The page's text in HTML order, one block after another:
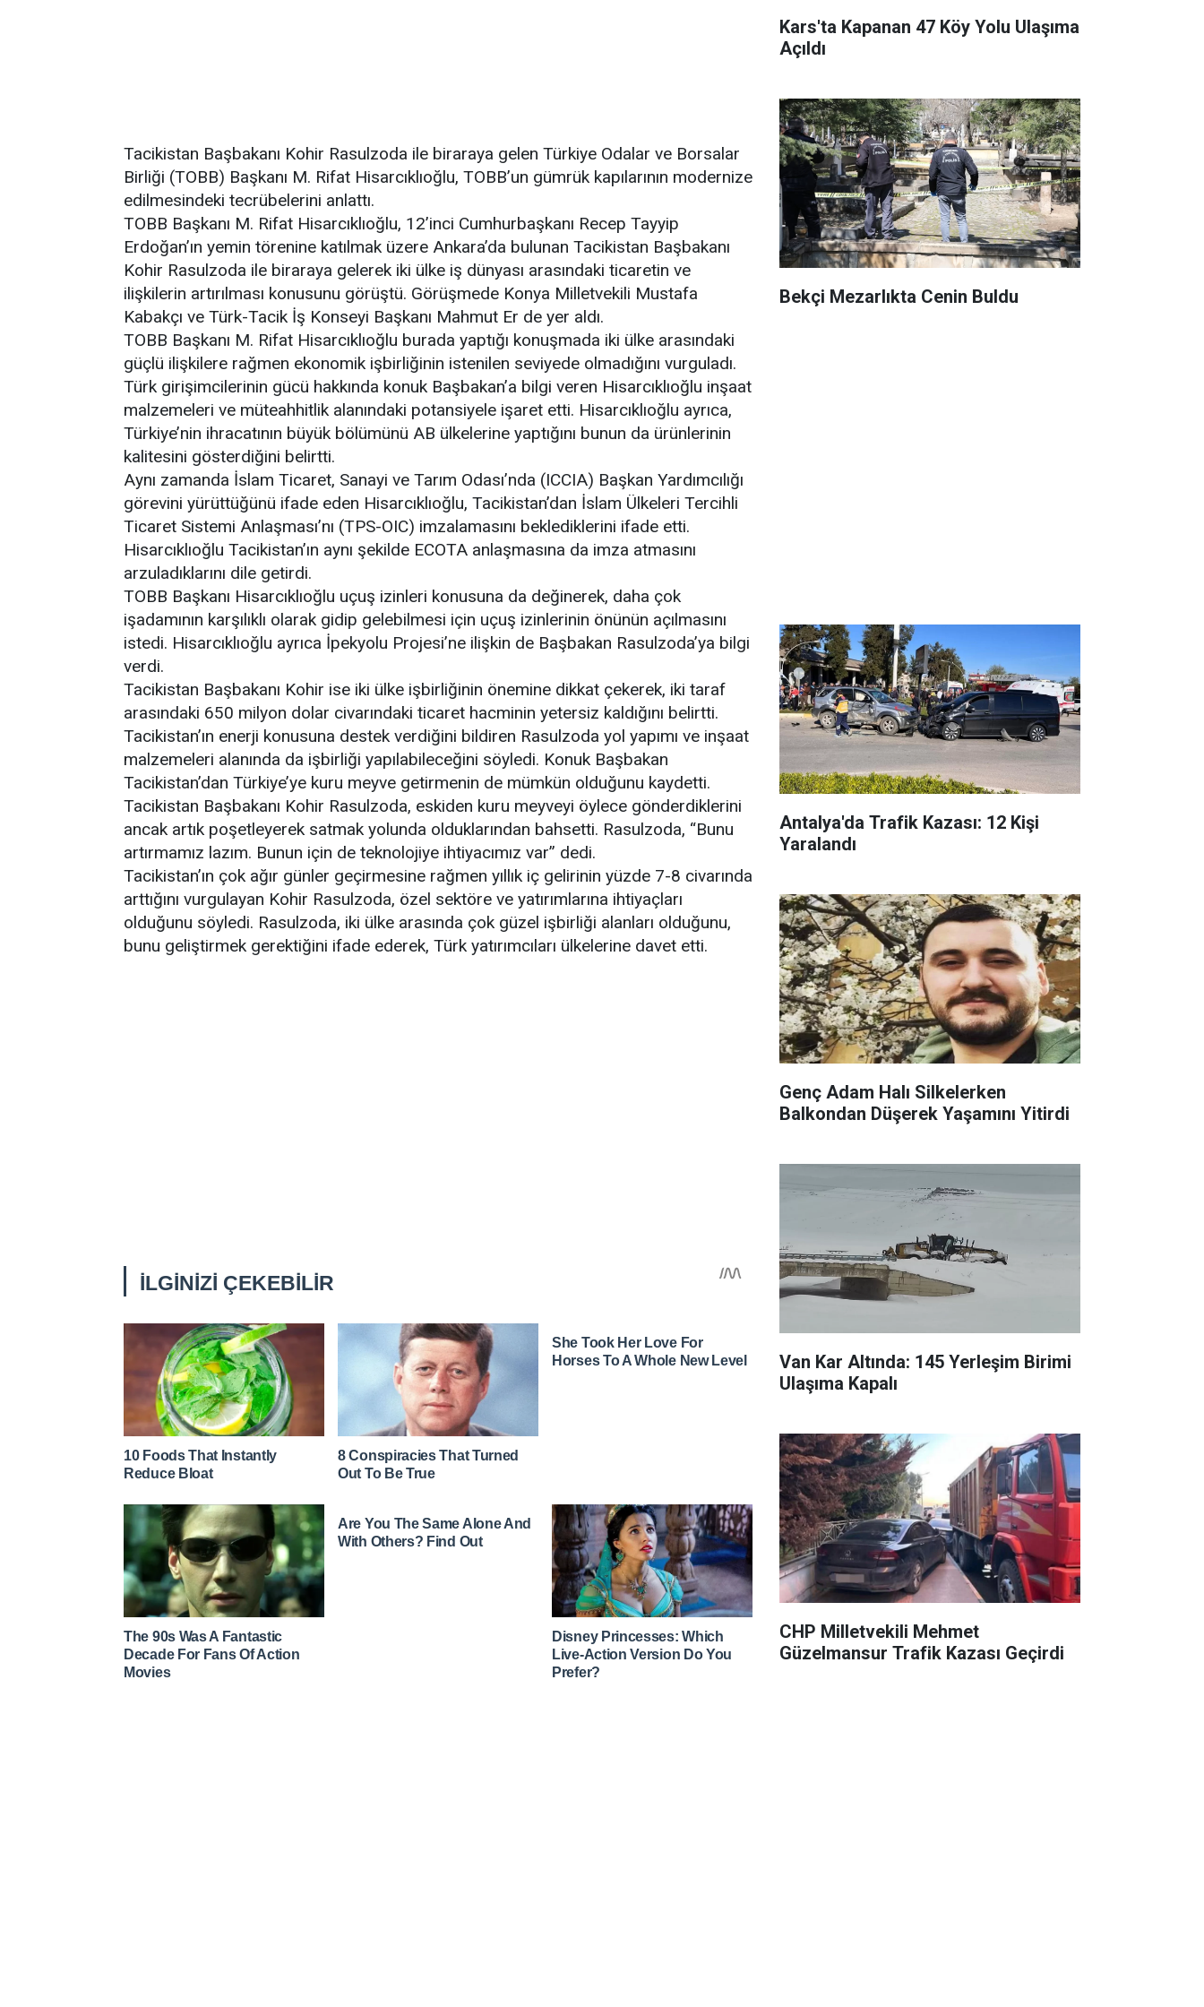
Tacikistan Başbakanı Kohir Rasulzoda ile biraraya gelen Türkiye Odalar ve Borsalar
Birliği (TOBB) Başkanı M. Rifat Hisarcıklıoğlu, TOBB’un gümrük kapılarının modernize
edilmesindeki tecrübelerini anlattı.
TOBB Başkanı M. Rifat Hisarcıklıoğlu, 12’inci Cumhurbaşkanı Recep Tayyip
Erdoğan’ın yemin törenine katılmak üzere Ankara’da bulunan Tacikistan Başbakanı
Kohir Rasulzoda ile biraraya gelerek iki ülke iş dünyası arasındaki ticaretin ve
ilişkilerin artırılması konusunu görüştü. Görüşmede Konya Milletvekili Mustafa
Kabakçı ve Türk-Tacik İş Konseyi Başkanı Mahmut Er de yer aldı.
TOBB Başkanı M. Rifat Hisarcıklıoğlu burada yaptığı konuşmada iki ülke arasındaki
güçlü ilişkilere rağmen ekonomik işbirliğinin istenilen seviyede olmadığını vurguladı.
Türk girişimcilerinin gücü hakkında konuk Başbakan’a bilgi veren Hisarcıklıoğlu inşaat
malzemeleri ve müteahhitlik alanındaki potansiyele işaret etti. Hisarcıklıoğlu ayrıca,
Türkiye’nin ihracatının büyük bölümünü AB ülkelerine yaptığını bunun da ürünlerinin
kalitesini gösterdiğini belirtti.
Aynı zamanda İslam Ticaret, Sanayi ve Tarım Odası’nda (ICCIA) Başkan Yardımcılığı
görevini yürüttüğünü ifade eden Hisarcıklıoğlu, Tacikistan’dan İslam Ülkeleri Tercihli
Ticaret Sistemi Anlaşması’nı (TPS-OIC) imzalamasını beklediklerini ifade etti.
Hisarcıklıoğlu Tacikistan’ın aynı şekilde ECOTA anlaşmasına da imza atmasını
arzuladıklarını dile getirdi.
TOBB Başkanı Hisarcıklıoğlu uçuş izinleri konusuna da değinerek, daha çok
işadamının karşılıklı olarak gidip gelebilmesi için uçuş izinlerinin önünün açılmasını
istedi. Hisarcıklıoğlu ayrıca İpekyolu Projesi’ne ilişkin de Başbakan Rasulzoda’ya bilgi
verdi.
Tacikistan Başbakanı Kohir ise iki ülke işbirliğinin önemine dikkat çekerek, iki taraf
arasındaki 650 milyon dolar civarındaki ticaret hacminin yetersiz kaldığını belirtti.
Tacikistan’ın enerji konusuna destek verdiğini bildiren Rasulzoda yol yapımı ve inşaat
malzemeleri alanında da işbirliği yapılabileceğini söyledi. Konuk Başbakan
Tacikistan’dan Türkiye’ye kuru meyve getirmenin de mümkün olduğunu kaydetti.
Tacikistan Başbakanı Kohir Rasulzoda, eskiden kuru meyveyi öylece gönderdiklerini
ancak artık poşetleyerek satmak yolunda olduklarından bahsetti. Rasulzoda, “Bunu
artırmamız lazım. Bunun için de teknolojiye ihtiyacımız var” dedi.
Tacikistan’ın çok ağır günler geçirmesine rağmen yıllık iç gelirinin yüzde 7-8 civarında
arttığını vurgulayan Kohir Rasulzoda, özel sektöre ve yatırımlarına ihtiyaçları
olduğunu söyledi. Rasulzoda, iki ülke arasında çok güzel işbirliği alanları olduğunu,
bunu geliştirmek gerektiğini ifade ederek, Türk yatırımcıları ülkelerine davet etti.
Kars'ta Kapanan 47 Köy Yolu Ulaşıma
Açıldı
Bekçi Mezarlıkta Cenin Buldu
Antalya'da Trafik Kazası: 12 Kişi
Yaralandı
Genç Adam Halı Silkelerken
Balkondan Düşerek Yaşamını Yitirdi
Van Kar Altında: 145 Yerleşim Birimi
Ulaşıma Kapalı
CHP Milletvekili Mehmet
Güzelmansur Trafik Kazası Geçirdi